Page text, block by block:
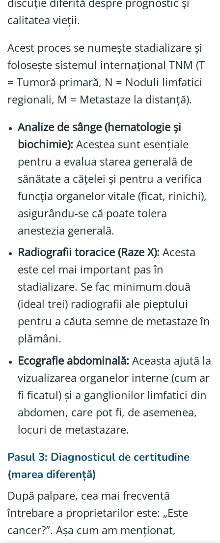
calitatea vieții.
Acest proces se numește stadializare și
folosește sistemul internațional TNM (T
= Tumoră primară, N = Noduli limfatici
regionali, M = Metastaze la distanță).
Analize de sânge (hematologie și
biochimie): Acestea sunt esențiale
pentru a evalua starea generală de
sănătate a cățelei și pentru a verifica
funcția organelor vitale (ficat, rinichi),
asigurându-se că poate tolera
anestezia generală.
Radiografii toracice (Raze X): Acesta
este cel mai important pas în
stadializare. Se fac minimum două
(ideal trei) radiografii ale pieptului
pentru a căuta semne de metastaze în
plămâni.
Ecografie abdominală: Aceasta ajută la
vizualizarea organelor interne (cum ar
fi ficatul) și a ganglionilor limfatici din
abdomen, care pot fi, de asemenea,
locuri de metastazare.
Pasul 3: Diagnosticul de certitudine
(marea diferență)
După palpare, cea mai frecventă
întrebare a proprietarilor este: „Este
cancer?”. Așa cum am menționat,